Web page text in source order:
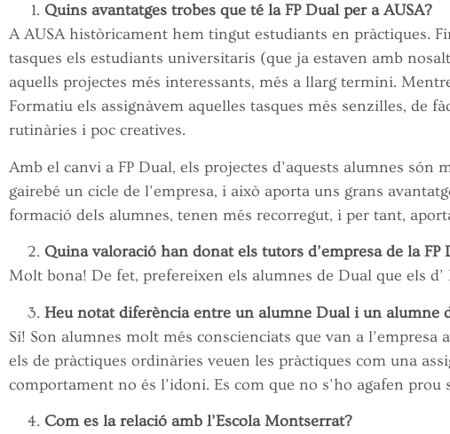
Quins avantatges trobes que té la FP Dual per a AUSA?
A AUSA històricament hem tingut estudiants en pràctiques.
tasques els estudiants universitaris (que ja estaven amb
aquells projectes més interessants, més a llarg termini.
Formatiu els assignàvem aquelles tasques més senzilles, de
rutinàries i poc creatives.
Amb el canvi a FP Dual, els projectes d’aquests alumnes són
gairebé un cicle de l’empresa, i això aporta uns grans
formació dels alumnes, tenen més recorregut, i per tant,
Quina valoració han donat els tutors d’empresa de la FP
Molt bona! De fet, prefereixen els alumnes de Dual que els d’
Heu notat diferència entre un alumne Dual i un alumne
Sí! Son alumnes molt més conscienciats que van a l’empresa
els de pràctiques ordinàries veuen les pràctiques com una
comportament no és l’idoni. Es com que no s’ho agafen prou
Com es la relació amb l’Escola Montserrat?